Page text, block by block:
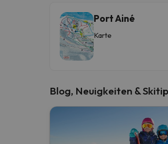
Port Ainé
Karte
Blog, Neuigkeiten &